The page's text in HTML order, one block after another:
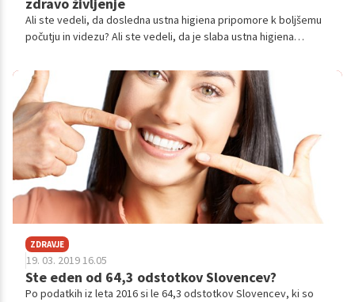
Ali ste vedeli, da dosledna ustna higiena pripomore k boljšemu
počutju in videzu? Ali ste vedeli, da je slaba ustna higiena
ledvic, sladkorne bolezni, slabšo funkcijo možganov, nastanek
Alzheimerjeve bolezni, slabosti v mišicah in kroničnih vnetij?
ZDRAVJE
19. 03. 2019 16.05
Ste eden od 64,3 odstotkov Slovencev?
Po podatkih iz leta 2016 si le 64,3 odstotkov Slovencev, ki so